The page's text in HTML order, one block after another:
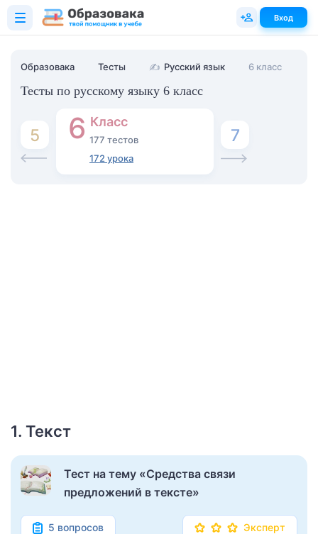
Образовака Тесты ✍ Русский язык 6 класс
Тесты по русскому языку 6 класс
5 6 Класс
177 тестов
172 урока
7
1. Текст
Тест на тему «Средства связи
предложений в тексте»
5 вопросов Эксперт
Вход